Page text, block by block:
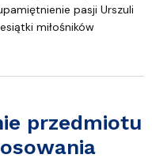
pasji Urszuli
miłośników
przedmiotu